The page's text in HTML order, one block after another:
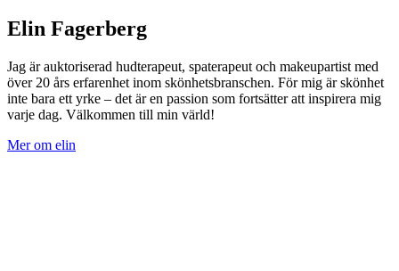
Elin Fagerberg
Jag är auktoriserad hudterapeut, spaterapeut och makeupartist med
över 20 års erfarenhet inom skönhetsbranschen. För mig är skönhet
inte bara ett yrke – det är en passion som fortsätter att inspirera mig
varje dag. Välkommen till min värld!
Mer om elin